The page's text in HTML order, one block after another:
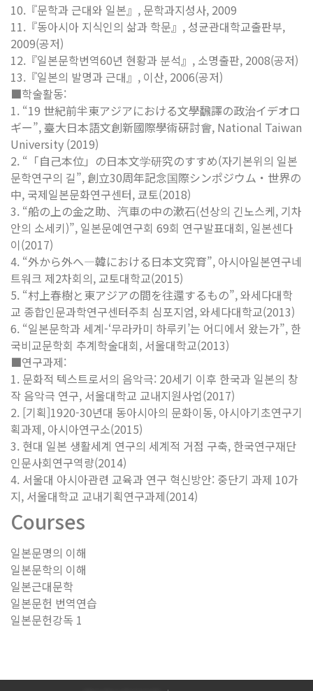
10.『문학과 근대와 일본』, 문학과지성사, 2009
11.『동아시아 지식인의 삶과 학문』, 성균관대학교출판부,
2009(공저)
12.『일본문학번역60년 현황과 분석』, 소명출판, 2008(공저)
13.『일본의 발명과 근대』, 이산, 2006(공저)
■학술활동:
1. “19 世紀前半東アジアにおける文學飜譯の政治イデオロ
ギー”, 臺大日本語文創新國際學術硏討會, National Taiwan
University (2019)
2. “「自己本位」の日本文学研究のすすめ(자기본위의 일본
문학연구의 길”, 創立30周年記念国際シンポジウム・世界の
中, 국제일본문화연구센터, 쿄토(2018)
3. “船の上の金之助、汽車の中の漱石(선상의 긴노스케, 기차
안의 소세키)”, 일본문예연구회 69회 연구발표대회, 일본센다
이(2017)
4. “外から外へ―韓における日本文究育”, 아시아일본연구네
트워크 제2차회의, 교토대학교(2015)
5. “村上春樹と東アジアの間を往還するもの”, 와세다대학
교 종합인문과학연구센터주최 심포지엄, 와세다대학교(2013)
6. “일본문학과 세계-‘무라카미 하루키’는 어디에서 왔는가”, 한
국비교문학회 추계학술대회, 서울대학교(2013)
■연구과제:
1. 문화적 텍스트로서의 음악극: 20세기 이후 한국과 일본의 창
작 음악극 연구, 서울대학교 교내지원사업(2017)
2. [기획]1920-30년대 동아시아의 문화이동, 아시아기초연구기
획과제, 아시아연구소(2015)
3. 현대 일본 생활세계 연구의 세계적 거점 구축, 한국연구재단
인문사회연구역량(2014)
4. 서울대 아시아관련 교육과 연구 혁신방안: 중단기 과제 10가
지, 서울대학교 교내기획연구과제(2014)
Courses
일본문명의 이해
일본문학의 이해
일본근대문학
일본문헌 번역연습
일본문헌강독 1